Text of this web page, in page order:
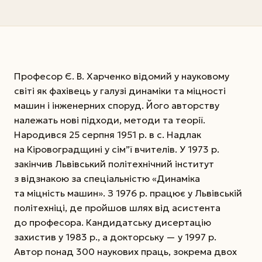
Професор Є. В. Харченко відомий у науковому
світі як фахівець у галузі динаміки та міцності
машин і інженерних споруд. Його авторству
належать нові підходи, методи та теорії.
Народився 25 серпня 1951 р. в с. Надлак
на Кіровоградщині у сім”ї вчителів. У 1973 р.
закінчив Львівський політехнічний інститут
з відзнакою за спеціальністю «Динаміка
та міцність машин». З 1976 р. працює у Львівській
політехніці, де пройшов шлях від асистента
до професора. Кандидатську дисертацію
захистив у 1983 р., а докторську — у 1997 р.
Автор понад 300 наукових праць, зокрема двох